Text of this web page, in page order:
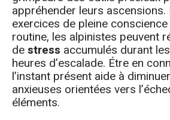
appréhender leurs
exercices de pleine
routine, les alpinistes peuvent
destress accumulés durant
heures d’escalade. Étre en
l’instant présent aide à
anxieuses orientées vers
éléments.